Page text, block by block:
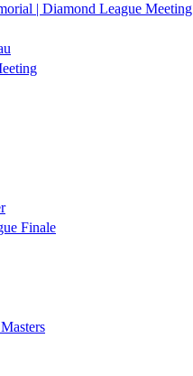
| Diamond League Meeting
Finale